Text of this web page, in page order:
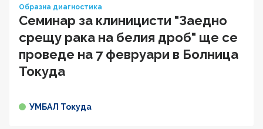
Образна диагностика
Семинар за клиницисти "Заедно
срещу рака на белия дроб" ще се
проведе на 7 февруари в Болница
Токуда
УМБАЛ Токуда